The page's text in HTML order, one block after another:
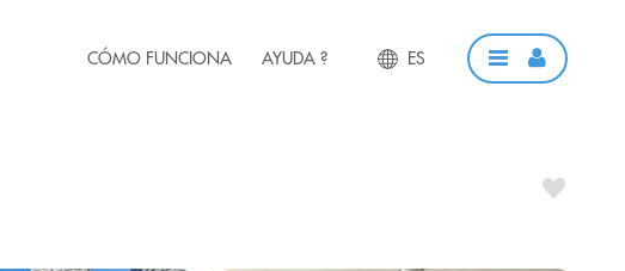
CÓMO FUNCIONA AYUDA ? ES